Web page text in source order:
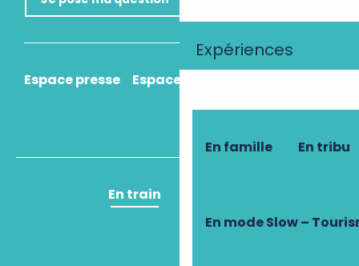
Expériences
En famille En tribu
En mode Slow –
Espace presse Espace pro
En train